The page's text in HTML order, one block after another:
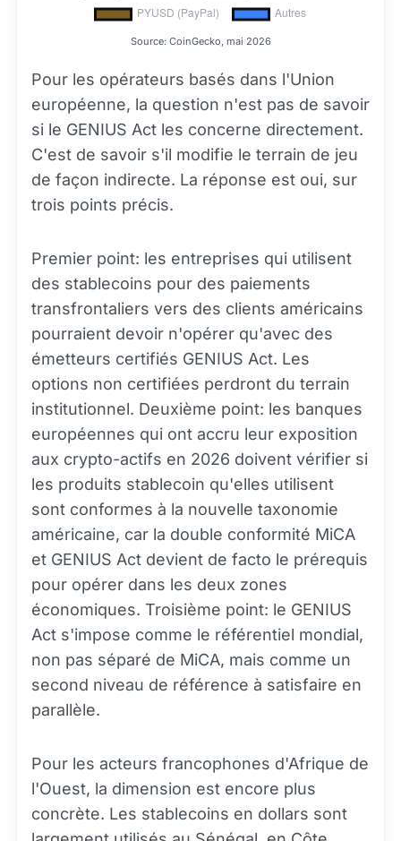
Source: CoinGecko, mai 2026
Pour les opérateurs basés dans l'Union
européenne, la question n'est pas de savoir
si le GENIUS Act les concerne directement.
C'est de savoir s'il modifie le terrain de jeu
de façon indirecte. La réponse est oui, sur
trois points précis.
Premier point: les entreprises qui utilisent
des stablecoins pour des paiements
transfrontaliers vers des clients américains
pourraient devoir n'opérer qu'avec des
émetteurs certifiés GENIUS Act. Les
options non certifiées perdront du terrain
institutionnel. Deuxième point: les banques
européennes qui ont accru leur exposition
aux crypto-actifs en 2026 doivent vérifier si
les produits stablecoin qu'elles utilisent
sont conformes à la nouvelle taxonomie
américaine, car la double conformité MiCA
et GENIUS Act devient de facto le prérequis
pour opérer dans les deux zones
économiques. Troisième point: le GENIUS
Act s'impose comme le référentiel mondial,
non pas séparé de MiCA, mais comme un
second niveau de référence à satisfaire en
parallèle.
Pour les acteurs francophones d'Afrique de
l'Ouest, la dimension est encore plus
concrète. Les stablecoins en dollars sont